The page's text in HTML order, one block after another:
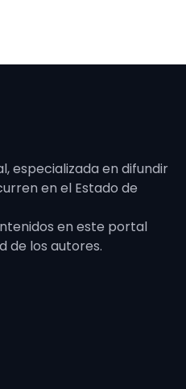
especializada en difundir
en el Estado de
en este portal
de los autores.